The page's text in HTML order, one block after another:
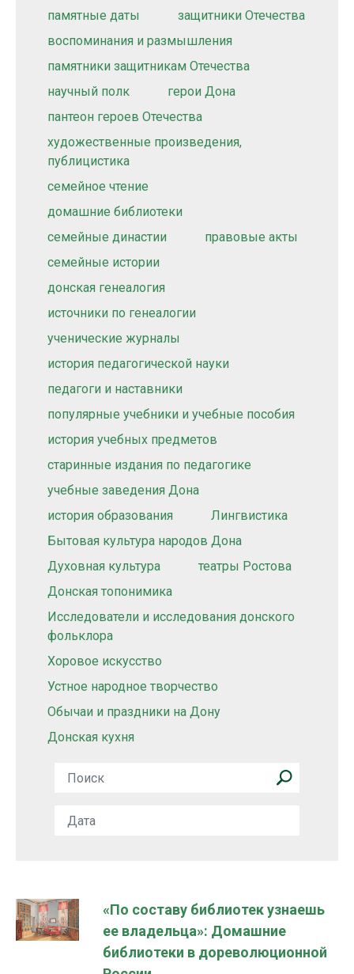
памятные даты
защитники Отечества
воспоминания и размышления
памятники защитникам Отечества
научный полк
герои Дона
пантеон героев Отечества
художественные произведения,
публицистика
семейное чтение
домашние библиотеки
семейные династии
правовые акты
семейные истории
донская генеалогия
источники по генеалогии
ученические журналы
история педагогической науки
педагоги и наставники
популярные учебники и учебные пособия
история учебных предметов
старинные издания по педагогике
учебные заведения Дона
история образования
Лингвистика
Бытовая культура народов Дона
Духовная культура
театры Ростова
Донская топонимика
Исследователи и исследования донского
фольклора
Хоровое искусство
Устное народное творчество
Обычаи и праздники на Дону
Донская кухня
«По составу библиотек узнаешь
ее владельца»: Домашние
библиотеки в дореволюционной